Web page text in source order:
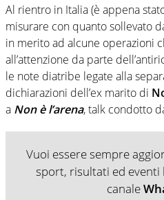
Al rientro in Italia (è appena
misurare con quanto sollevato
in merito ad alcune operazioni
all’attenzione da parte
le note diatribe legate alla
dichiarazioni dell’ex marito di
a Non è l’arena, talk condotto
Vuoi essere sempre
sport, risultati ed eventi
canale